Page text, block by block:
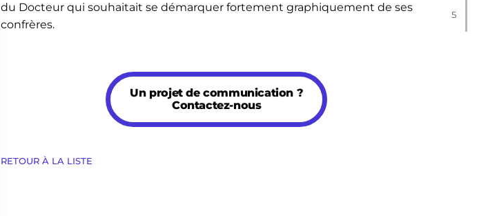
5
du Docteur qui souhaitait se démarquer fortement graphiquement de ses
confrères.
Un projet de communication ?
Contactez-nous
RETOUR À LA LISTE